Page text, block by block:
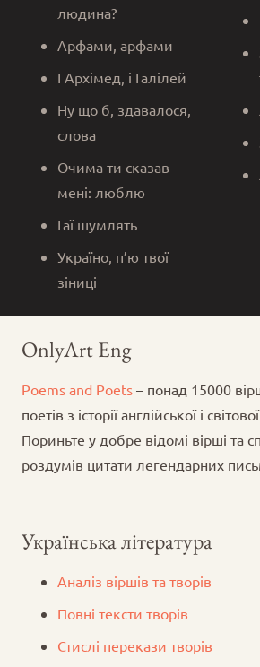
людина?
Арфами, арфами
І Архімед, і Галілей
Ну що б, здавалося,
слова
Очима ти сказав
мені: люблю
Гаї шумлять
Україно, п’ю твої
зіниці
OnlyArt Eng
Poems and Poets – понад 15000
поетів з історії англійської і
Пориньте у добре відомі вірші та
роздумів цитати легендарних
Українська література
Аналіз віршів та творів
Повні тексти творів
Стислі перекази творів